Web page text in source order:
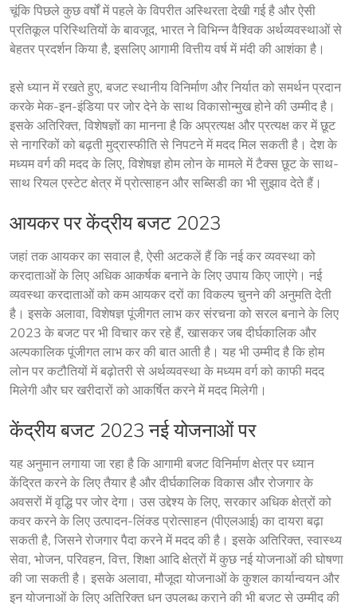
चूंकि पिछले कुछ वर्षों में पहले के विपरीत अस्थिरता देखी गई है और ऐसी
प्रतिकूल परिस्थितियों के बावजूद, भारत ने विभिन्न वैश्विक अर्थव्यवस्थाओं से
बेहतर प्रदर्शन किया है, इसलिए आगामी वित्तीय वर्ष में मंदी की आशंका है।
इसे ध्यान में रखते हुए, बजट स्थानीय विनिर्माण और निर्यात को समर्थन प्रदान
करके मेक-इन-इंडिया पर जोर देने के साथ विकासोन्मुख होने की उम्मीद है।
इसके अतिरिक्त, विशेषज्ञों का मानना ​​है कि अप्रत्यक्ष और प्रत्यक्ष कर में छूट
से नागरिकों को बढ़ती मुद्रास्फीति से निपटने में मदद मिल सकती है। देश के
मध्यम वर्ग की मदद के लिए, विशेषज्ञ होम लोन के मामले में टैक्स छूट के साथ-
साथ रियल एस्टेट क्षेत्र में प्रोत्साहन और सब्सिडी का भी सुझाव देते हैं।
आयकर पर केंद्रीय बजट 2023
जहां तक ​​आयकर का सवाल है, ऐसी अटकलें हैं कि नई कर व्यवस्था को
करदाताओं के लिए अधिक आकर्षक बनाने के लिए उपाय किए जाएंगे। नई
व्यवस्था करदाताओं को कम आयकर दरों का विकल्प चुनने की अनुमति देती
है। इसके अलावा, विशेषज्ञ पूंजीगत लाभ कर संरचना को सरल बनाने के लिए
2023 के बजट पर भी विचार कर रहे हैं, खासकर जब दीर्घकालिक और
अल्पकालिक पूंजीगत लाभ कर की बात आती है। यह भी उम्मीद है कि होम
लोन पर कटौतियों में बढ़ोतरी से अर्थव्यवस्था के मध्यम वर्ग को काफी मदद
मिलेगी और घर खरीदारों को आकर्षित करने में मदद मिलेगी।
केंद्रीय बजट 2023 नई योजनाओं पर
यह अनुमान लगाया जा रहा है कि आगामी बजट विनिर्माण क्षेत्र पर ध्यान
केंद्रित करने के लिए तैयार है और दीर्घकालिक विकास और रोजगार के
अवसरों में वृद्धि पर जोर देगा। उस उद्देश्य के लिए, सरकार अधिक क्षेत्रों को
कवर करने के लिए उत्पादन-लिंक्ड प्रोत्साहन (पीएलआई) का दायरा बढ़ा
सकती है, जिसने रोजगार पैदा करने में मदद की है। इसके अतिरिक्त, स्वास्थ्य
सेवा, भोजन, परिवहन, वित्त, शिक्षा आदि क्षेत्रों में कुछ नई योजनाओं की घोषणा
की जा सकती है। इसके अलावा, मौजूदा योजनाओं के कुशल कार्यान्वयन और
इन योजनाओं के लिए अतिरिक्त धन उपलब्ध कराने की भी बजट से उम्मीद की